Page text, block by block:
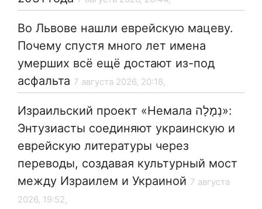
Во Львове нашли еврейскую мацеву.
Почему спустя много лет имена
умерших всё ещё достают из-под
асфальта 7 августа 2026, 20:18,
Израильский проект «Немала נְמָלָה»:
Энтузиасты соединяют украинскую и
еврейскую литературы через
переводы, создавая культурный мост
между Израилем и Украиной 7 августа
2026, 19:52,